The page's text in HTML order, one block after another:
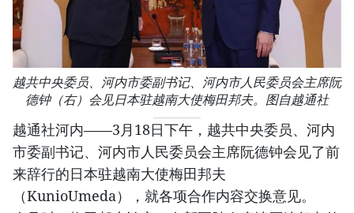
越共中央委员、河内市委副书记、河内市人民委员会主席阮
德钟（右）会见日本驻越南大使梅田邦夫。图自越通社
越通社河内——3月18日下午，越共中央委员、河内
市委副书记、河内市人民委员会主席阮德钟会见了前
来辞行的日本驻越南大使梅田邦夫
（KunioUmeda），就各项合作内容交换意见。